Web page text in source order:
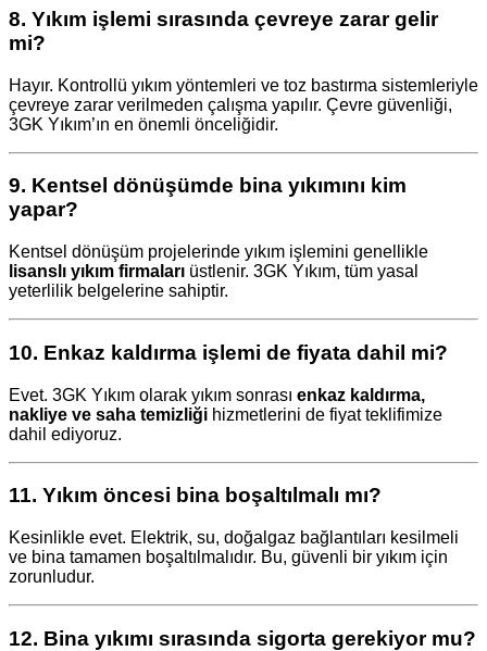
8. Yıkım işlemi sırasında çevreye zarar gelir
mi?
Hayır. Kontrollü yıkım yöntemleri ve toz bastırma sistemleriyle
çevreye zarar verilmeden çalışma yapılır. Çevre güvenliği,
3GK Yıkım’ın en önemli önceliğidir.
9. Kentsel dönüşümde bina yıkımını kim
yapar?
Kentsel dönüşüm projelerinde yıkım işlemini genellikle
lisanslı yıkım firmaları üstlenir. 3GK Yıkım, tüm yasal
yeterlilik belgelerine sahiptir.
10. Enkaz kaldırma işlemi de fiyata dahil mi?
Evet. 3GK Yıkım olarak yıkım sonrası enkaz kaldırma,
nakliye ve saha temizliği hizmetlerini de fiyat teklifimize
dahil ediyoruz.
11. Yıkım öncesi bina boşaltılmalı mı?
Kesinlikle evet. Elektrik, su, doğalgaz bağlantıları kesilmeli
ve bina tamamen boşaltılmalıdır. Bu, güvenli bir yıkım için
zorunludur.
12. Bina yıkımı sırasında sigorta gerekiyor mu?